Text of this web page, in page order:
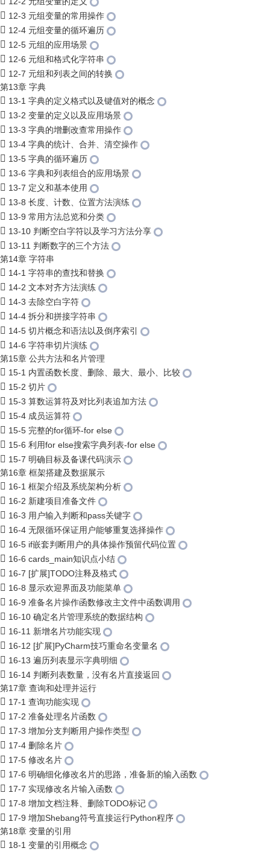
12-3 元组变量的常用操作
12-4 元组变量的循环遍历
12-5 元组的应用场景
12-6 元组和格式化字符串
12-7 元组和列表之间的转换
第13章 字典
13-1 字典的定义格式以及键值对的概念
13-2 变量的定义以及应用场景
13-3 字典的增删改查常用操作
13-4 字典的统计、合并、清空操作
13-5 字典的循环遍历
13-6 字典和列表组合的应用场景
13-7 定义和基本使用
13-8 长度、计数、位置方法演练
13-9 常用方法总览和分类
13-10 判断空白字符以及学习方法分享
13-11 判断数字的三个方法
第14章 字符串
14-1 字符串的查找和替换
14-2 文本对齐方法演练
14-3 去除空白字符
14-4 拆分和拼接字符串
14-5 切片概念和语法以及倒序索引
14-6 字符串切片演练
第15章 公共方法和名片管理
15-1 内置函数长度、删除、最大、最小、比较
15-2 切片
15-3 算数运算符及对比列表追加方法
15-4 成员运算符
15-5 完整的for循环-for else
15-6 利用for else搜索字典列表-for else
15-7 明确目标及备课代码演示
第16章 框架搭建及数据展示
16-1 框架介绍及系统架构分析
16-2 新建项目准备文件
16-3 用户输入判断和pass关键字
16-4 无限循环保证用户能够重复选择操作
16-5 if嵌套判断用户的具体操作预留代码位置
16-6 cards_main知识点小结
16-7 [扩展]TODO注释及格式
16-8 显示欢迎界面及功能菜单
16-9 准备名片操作函数修改主文件中函数调用
16-10 确定名片管理系统的数据结构
16-11 新增名片功能实现
16-12 [扩展]PyCharm技巧重命名变量名
16-13 遍历列表显示字典明细
16-14 判断列表数量，没有名片直接返回
第17章 查询和处理并运行
17-1 查询功能实现
17-2 准备处理名片函数
17-3 增加分支判断用户操作类型
17-4 删除名片
17-5 修改名片
17-6 明确细化修改名片的思路，准备新的输入函数
17-7 实现修改名片输入函数
17-8 增加文档注释、删除TODO标记
17-9 增加Shebang符号直接运行Python程序
第18章 变量的引用
18-1 变量的引用概念